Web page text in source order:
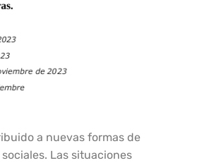
a nuevas formas de
Las situaciones